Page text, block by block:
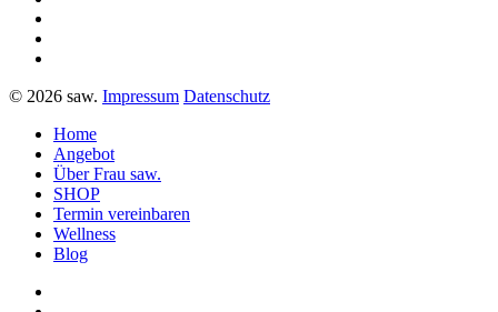
© 2026 saw. Impressum Datenschutz
Home
Angebot
Über Frau saw.
SHOP
Termin vereinbaren
Wellness
Blog